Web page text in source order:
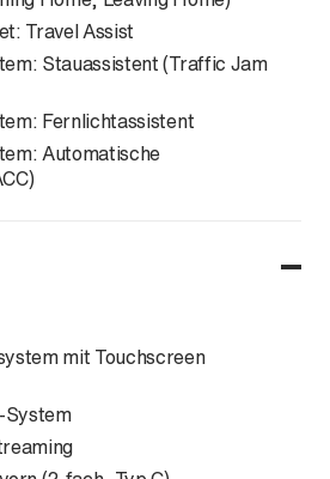
Travel Assist
Stauassistent (Traffic Jam
Fernlichtassistent
Automatische
mit Touchscreen